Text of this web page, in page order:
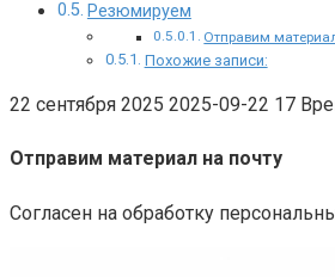
Резюмируем
Отправим
Похожие записи:
22 сентября 2025 2025-09-22 17
Отправим материал на почту
Согласен на обработку